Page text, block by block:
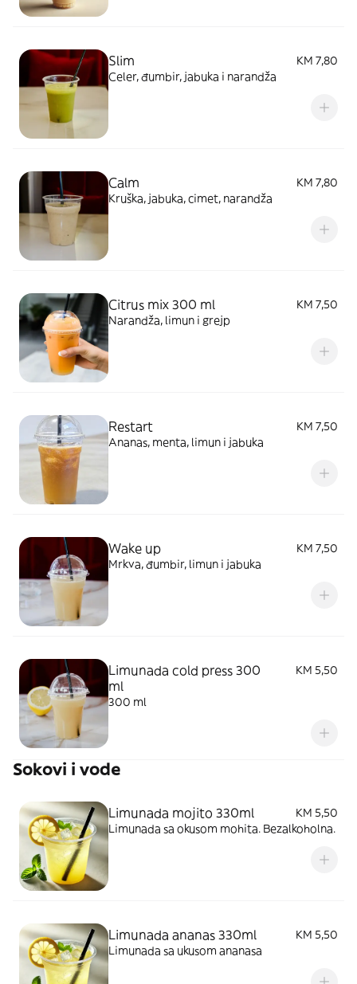
Slim
KM 7,80
Celer, đumbir, jabuka i narandža
Calm
KM 7,80
Kruška, jabuka, cimet, narandža
Citrus mix 300 ml
KM 7,50
Narandža, limun i grejp
Restart
KM 7,50
Ananas, menta, limun i jabuka
Wake up
KM 7,50
Mrkva, đumbir, limun i jabuka
Limunada cold press 300
ml
KM 5,50
300 ml
Sokovi i vode
Limunada mojito 330ml
KM 5,50
Limunada sa okusom mohita. Bezalkoholna.
Limunada ananas 330ml
KM 5,50
Limunada sa ukusom ananasa